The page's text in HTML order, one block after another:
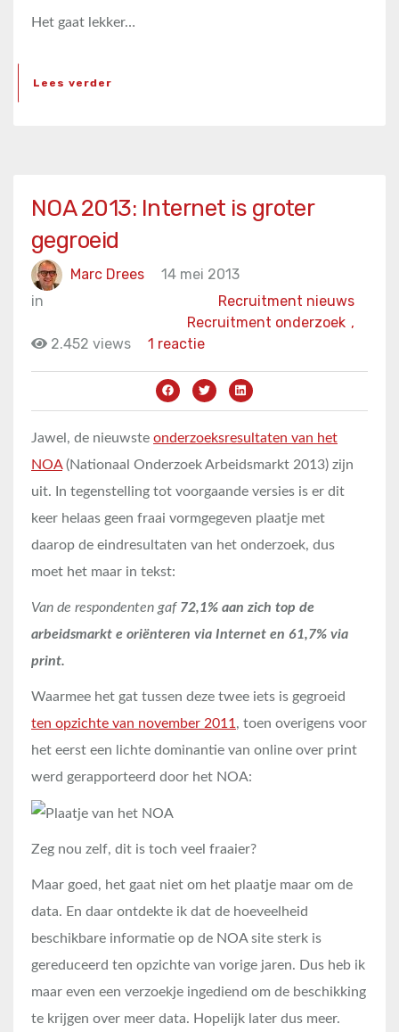
Het gaat lekker…
Lees verder
NOA 2013: Internet is groter
gegroeid
Marc Drees
14 mei 2013
in
Recruitment nieuws
Recruitment onderzoek ,
2.452 views
1 reactie
Jawel, de nieuwste onderzoeksresultaten van het
NOA(Nationaal Onderzoek Arbeidsmarkt 2013) zijn
uit. In tegenstelling tot voorgaande versies is er dit
keer helaas geen fraai vormgegeven plaatje met
daarop de eindresultaten van het onderzoek, dus
moet het maar in tekst:
Van de respondenten gaf 72,1% aan zich top de
arbeidsmarkt e oriënteren via Internet en 61,7% via
print.
Waarmee het gat tussen deze twee iets is gegroeid
ten opzichte van november 2011 , toen overigens voor
het eerst een lichte dominantie van online over print
werd gerapporteerd door het NOA:
Zeg nou zelf, dit is toch veel fraaier?
Maar goed, het gaat niet om het plaatje maar om de
data. En daar ontdekte ik dat de hoeveelheid
beschikbare informatie op de NOA site sterk is
gereduceerd ten opzichte van vorige jaren. Dus heb ik
maar even een verzoekje ingediend om de beschikking
te krijgen over meer data. Hopelijk later dus meer.